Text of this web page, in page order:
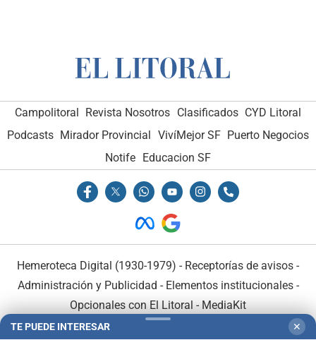
Campolitoral Revista Nosotros Clasificados CYD Litoral
Podcasts Mirador Provincial VivíMejor SF Puerto Negocios
Notife Educacion SF
Hemeroteca Digital (1930-1979) - Receptorías de avisos -
Administración y Publicidad - Elementos institucionales-
Opcionales con El Litoral - MediaKit
TE PUEDE INTERESAR ✕